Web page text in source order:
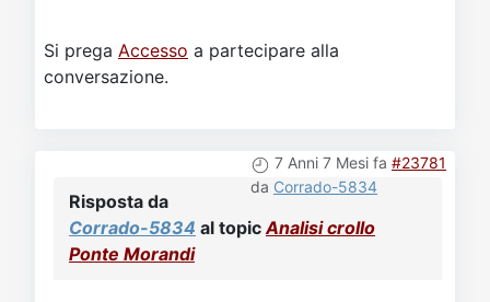
Si prega Accesso a partecipare alla
conversazione.
7 Anni 7 Mesi fa #23781
da Corrado-5834
Risposta da
Corrado-5834 al topicAnalisi crollo
Ponte Morandi